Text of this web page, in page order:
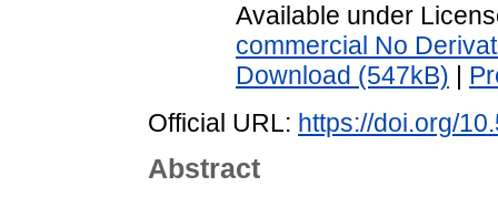
Available under
commercial No
Download (547kB)
Official URL: https://doi.org/
Abstract